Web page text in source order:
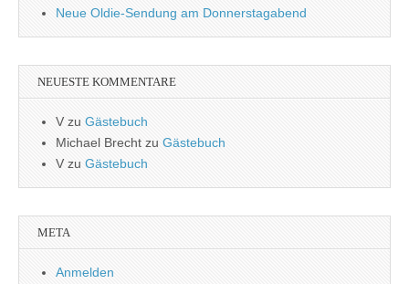
Neue Oldie-Sendung am Donnerstagabend
NEUESTE KOMMENTARE
V zu Gästebuch
Michael Brecht zu Gästebuch
Vzu Gästebuch
META
Anmelden